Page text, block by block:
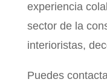
experiencia
sector de la
interioristas,
Puedes